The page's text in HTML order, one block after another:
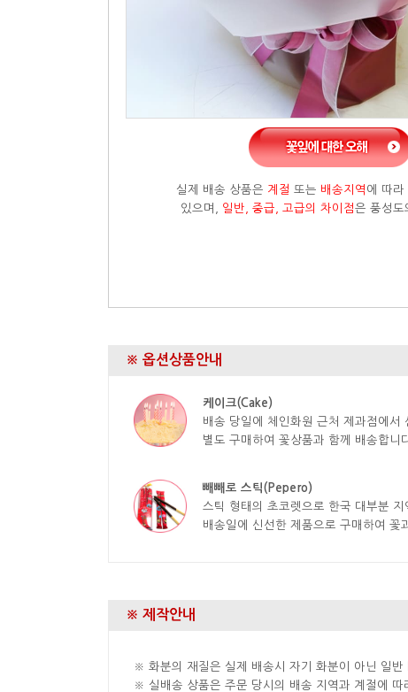
실제 배송 상품은 계절 또는 배송지역 에 따라
있으며, 일반, 중급, 고급의 차이점은 풍성도
※ 옵션상품안내
케이크(Cake)
배송 당일에 체인화원 근처 제과점에서
별도 구매하여 꽃상품과 함께 배송합니
빼빼로 스틱(Pepero)
스틱 형태의 초코렛으로 한국 대부분 지
배송일에 신선한 제품으로 구매하여 꽃
※ 제작안내
※ 화분의 재질은 실제 배송시 자기 화분이 아닌 일반
※ 실배송 상품은 주문 당시의 배송 지역과 계절에